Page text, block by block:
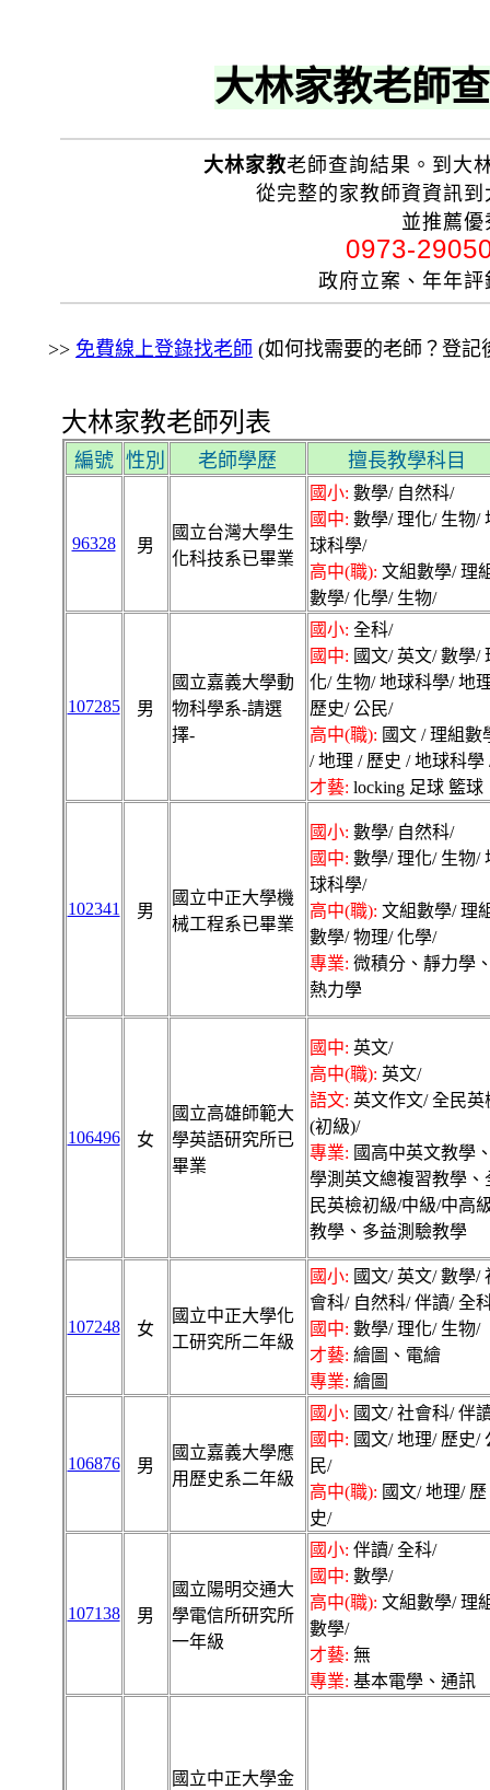
大林家教老師
大林家教老師查詢結果。到大
從完整的家教師資資訊
並推薦
0973-
政府立案、年年
>> 免費線上登錄找老師 (如何找需要的老師？登記
大林家教老師列表
編號 性別 老師學歷 擅長教學科目
96328 男
國立台灣大學生
化科技系已畢業
國小: 數學/ 自然科/
國中: 數學/ 理化/ 生物/
球科學/
高中(職): 文組數學/ 理
數學/ 化學/ 生物/
107285 男
國立嘉義大學動
物科學系-請選
擇-
國小: 全科/
國中: 國文/ 英文/ 數學/
化/ 生物/ 地球科學/ 地
歷史/ 公民/
高中(職): 國文 / 理組數
/ 地理 / 歷史 / 地球科學
才藝: locking 足球 籃球
102341 男
國立中正大學機
械工程系已畢業
國小: 數學/ 自然科/
國中: 數學/ 理化/ 生物/
球科學/
高中(職): 文組數學/ 理
數學/ 物理/ 化學/
專業: 微積分、靜力學
熱力學
106496 女
國立高雄師範大
學英語研究所已
畢業
國中: 英文/
高中(職): 英文/
語文: 英文作文/ 全民英
(初級)/
專業: 國高中英文教學
學測英文總複習教學、
民英檢初級/中級/中高
教學、多益測驗教學
107248 女
國立中正大學化
工研究所二年級
國小: 國文/ 英文/ 數學/
會科/ 自然科/ 伴讀/ 全
國中: 數學/ 理化/ 生物/
才藝: 繪圖、電繪
專業: 繪圖
106876 男
國立嘉義大學應
用歷史系二年級
國小: 國文/ 社會科/ 伴
國中: 國文/ 地理/ 歷史/
民/
高中(職): 國文/ 地理/ 歷
史/
107138 男
國立陽明交通大
學電信所研究所
一年級
國小: 伴讀/ 全科/
國中: 數學/
高中(職): 文組數學/ 理
數學/
才藝: 無
專業: 基本電學、通訊
國立中正大學金